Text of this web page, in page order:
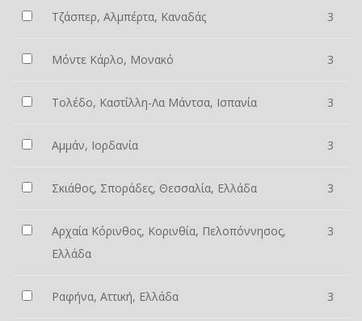
Τζάσπερ, Αλμπέρτα, Καναδάς 3
Μόντε Κάρλο, Μονακό 3
Τολέδο, Καστίλλη-Λα Μάντσα, Ισπανία 3
Αμμάν, Ιορδανία 3
Σκιάθος, Σποράδες, Θεσσαλία, Ελλάδα 3
Αρχαία Κόρινθος, Κορινθία, Πελοπόννησος,
Ελλάδα
3
Ραφήνα, Αττική, Ελλάδα 3